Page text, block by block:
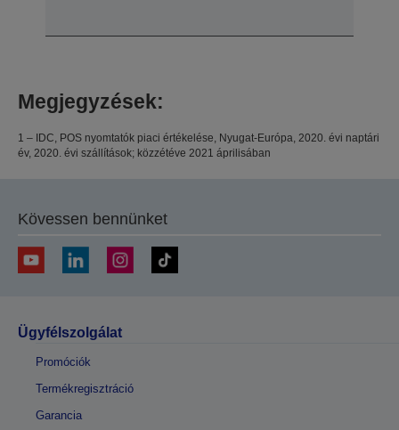
Megjegyzések:
1 – IDC, POS nyomtatók piaci értékelése, Nyugat-Európa, 2020. évi naptári
év, 2020. évi szállítások; közzétéve 2021 áprilisában
Kövessen bennünket
Ügyfélszolgálat
Promóciók
Termékregisztráció
Garancia